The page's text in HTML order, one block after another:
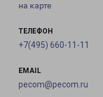
на карте
ТЕЛЕФОН
+7(495) 660-11-11
EMAIL
pecom@pecom.ru